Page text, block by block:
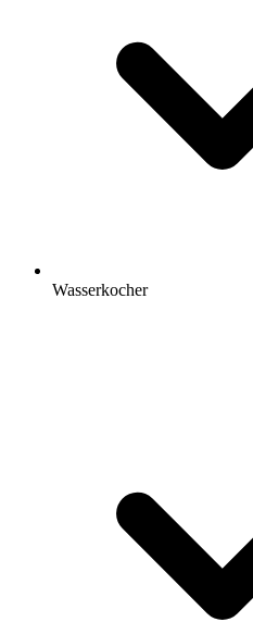
Wasserkocher